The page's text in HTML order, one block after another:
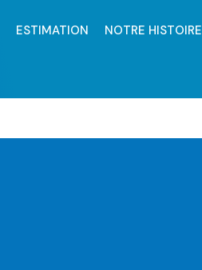
ESTIMATION NOTRE HISTOIRE